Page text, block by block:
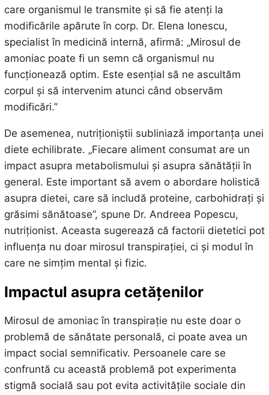
care organismul le transmite și să fie atenți la
modificările apărute în corp. Dr. Elena Ionescu,
specialist în medicină internă, afirmă: „Mirosul de
amoniac poate fi un semn că organismul nu
funcționează optim. Este esențial să ne ascultăm
corpul și să intervenim atunci când observăm
modificări.”
De asemenea, nutriționiștii subliniază importanța unei
diete echilibrate. „Fiecare aliment consumat are un
impact asupra metabolismului și asupra sănătății în
general. Este important să avem o abordare holistică
asupra dietei, care să includă proteine, carbohidrați și
grăsimi sănătoase”, spune Dr. Andreea Popescu,
nutriționist. Aceasta sugerează că factorii dietetici pot
influența nu doar mirosul transpirației, ci și modul în
care ne simțim mental și fizic.
Impactul asupra cetățenilor
Mirosul de amoniac în transpirație nu este doar o
problemă de sănătate personală, ci poate avea un
impact social semnificativ. Persoanele care se
confruntă cu această problemă pot experimenta
stigmă socială sau pot evita activitățile sociale din